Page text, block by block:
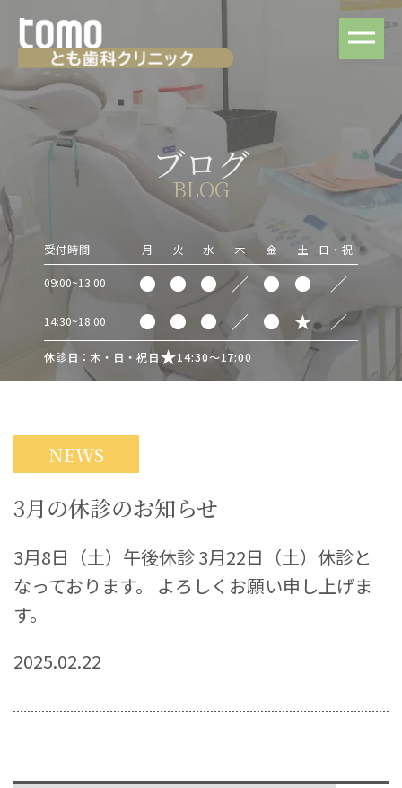
ブログ
BLOG
受付時間 月 火 水 木 金 土 日・祝
09:00~13:00 ● ● ● ／ ● ● ／
14:30~18:00 ● ● ● ／ ● ★ ／
休診日：木・日・祝日 14:30～17:00
NEWS
3月の休診のお知らせ
3月8日（土）午後休診 3月22日（土）休診と
なっております。 よろしくお願い申し上げま
す。
2025.02.22